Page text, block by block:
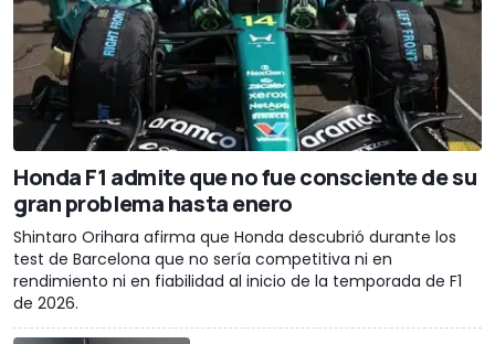
Honda F1 admite que no fue consciente de su
gran problema hasta enero
Shintaro Orihara afirma que Honda descubrió durante los
test de Barcelona que no sería competitiva ni en
rendimiento ni en fiabilidad al inicio de la temporada de F1
de 2026.